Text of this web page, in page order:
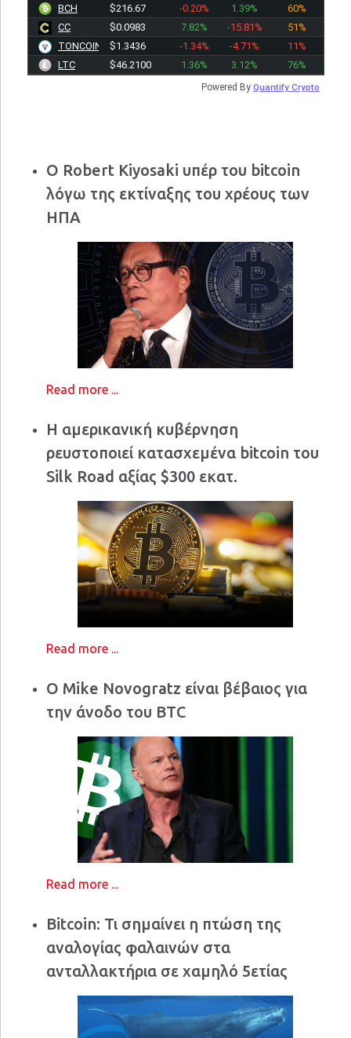
BCH $216.67 -0.20% 1.39%
60%
CC
$0.0983 7.82% -15.81%
51%
TONCOIN
$1.3436 -1.34% -4.71%
11%
LTC
$46.2100 1.36% 3.12% 76%
Powered By Quantify Crypto
Ο Robert Kiyosaki υπέρ του bitcoin
λόγω της εκτίναξης του χρέους των
ΗΠΑ
Read more ...
Η αμερικανική κυβέρνηση
ρευστοποιεί κατασχεμένα bitcoin του
Silk Road αξίας $300 εκατ.
Read more ...
Ο Mike Novogratz είναι βέβαιος για
την άνοδο του BTC
Read more ...
Bitcoin: Τι σημαίνει η πτώση της
αναλογίας φαλαινών στα
ανταλλακτήρια σε χαμηλό 5ετίας